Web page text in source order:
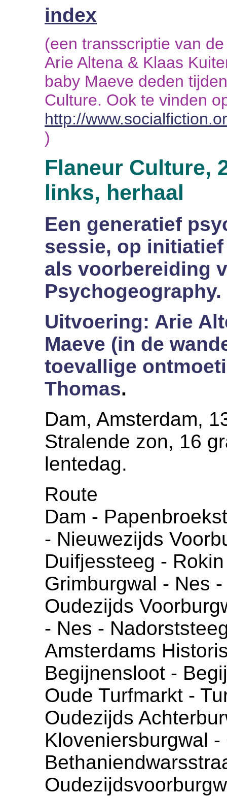
index
(een transscriptie van
Arie Altena & Klaas
baby Maeve deden
Culture. Ook te vinden
http://
)
Flaneur Culture,
links, herhaal
Een generatief
sessie, op
als voorbereiding
Psychogeography.
Uitvoering: Arie
Maeve (in de
toevallige
Thomas.
Dam, Amsterdam,
Stralende zon, 16
lentedag.
Route
Dam -
- Nieuwezijds
Duifjessteeg -
Grimburgwal - Nes
Oudezijds
- Nes -
Amsterdams
Begijnensloot -
Oude Turfmarkt -
Oudezijds
Kloveniersburgwal